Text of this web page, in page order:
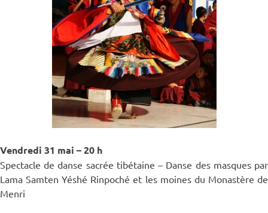
Vendredi 31 mai – 20 h
Spectacle de danse sacrée tibétaine – Danse des masques par
Lama Samten Yéshé Rinpoché et les moines du Monastère de
Menri